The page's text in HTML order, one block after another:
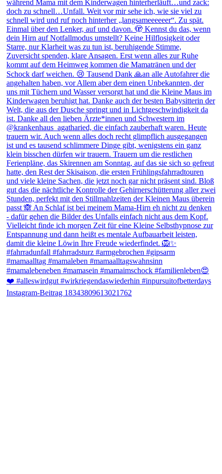
Instagram-Beitrag 18343809613021762